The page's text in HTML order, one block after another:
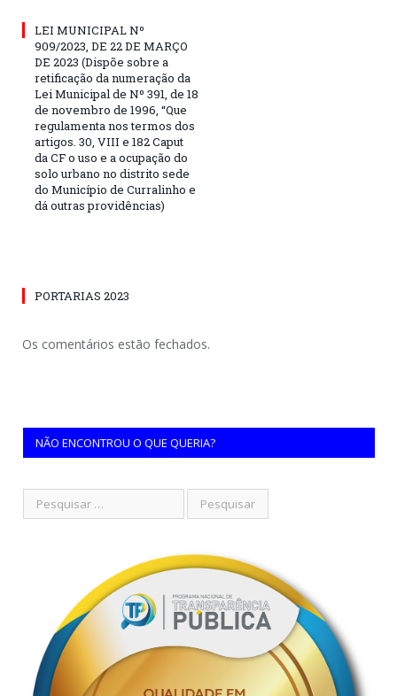
LEI MUNICIPAL Nº
909/2023, DE 22 DE MARÇO
DE 2023 (Dispõe sobre a
retificação da numeração da
Lei Municipal de Nº 391, de 18
de novembro de 1996, “Que
regulamenta nos termos dos
artigos. 30, VIII e 182 Caput
da CF o uso e a ocupação do
solo urbano no distrito sede
do Município de Curralinho e
dá outras providências)
PORTARIAS 2023
Os comentários estão fechados.
NÃO ENCONTROU O QUE QUERIA?